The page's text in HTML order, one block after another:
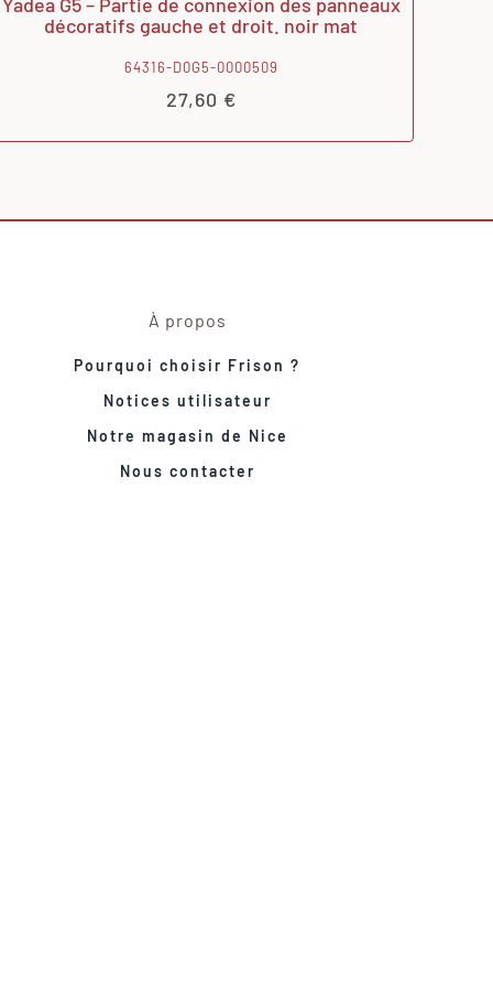
décoratifs gauche et droit. noir mat
64316-D0G5-0000509
27,60 €
À propos
Pourquoi choisir Frison ?
Notices utilisateur
Notre magasin de Nice
Nous contacter